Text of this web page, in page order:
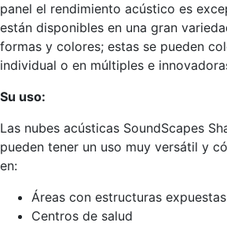
panel el rendimiento acústico es
están disponibles en una gran
formas y colores; estas se pueden
individual o en múltiples e
Su uso:
Las nubes acústicas SoundScapes
pueden tener un uso muy versátil y
en:
Áreas con estructuras expuestas
Centros de salud